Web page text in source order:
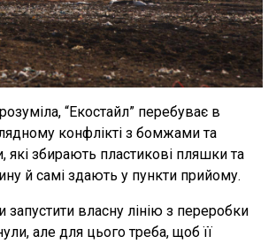
“Екостайл” перебуває в
конфлікті з бомжами та
які збирають пластикові пляшки та
й самі здають у пункти прийому.
запустити власну лінію з переробки
але для цього треба, щоб її